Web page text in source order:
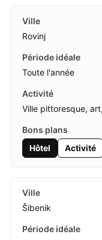
Rovinj
Toute l'année
Ville pittoresque,
Hôtel Activité
Šibenik